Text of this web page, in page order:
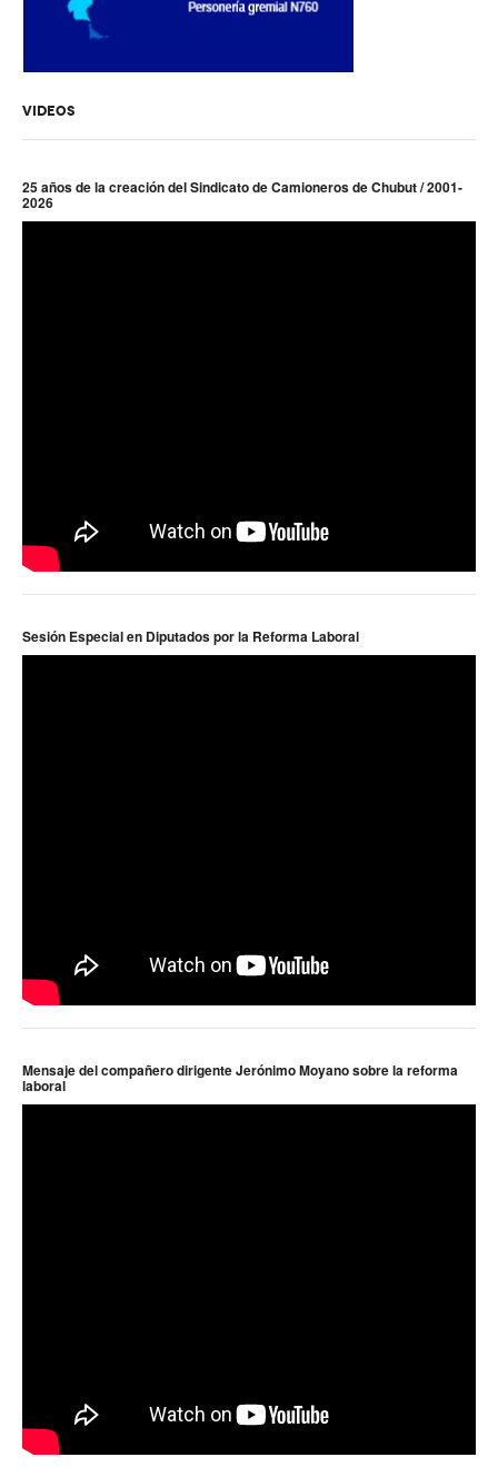
VIDEOS
25 años de la creación del Sindicato de Camioneros de Chubut / 2001-
2026
Sesión Especial en Diputados por la Reforma Laboral
Mensaje del compañero dirigente Jerónimo Moyano sobre la reforma
laboral